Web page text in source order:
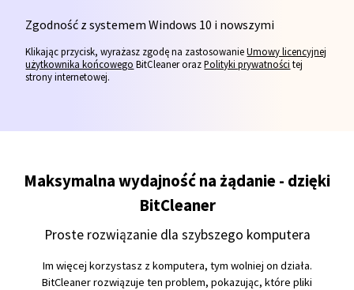
Zgodność z systemem Windows 10 i nowszymi
Klikając przycisk, wyrażasz zgodę na zastosowanieUmowy licencyjnej
użytkownika końcowego BitCleaner orazPolityki prywatności tej
strony internetowej.
Maksymalna wydajność na żądanie - dzięki
BitCleaner
Proste rozwiązanie dla szybszego komputera
Im więcej korzystasz z komputera, tym wolniej on działa.
BitCleaner rozwiązuje ten problem, pokazując, które pliki